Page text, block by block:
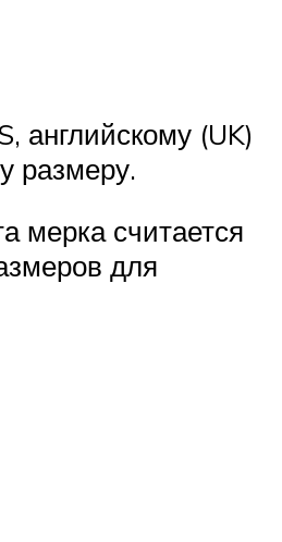
английскому (UK)
размеру.
мерка считается
для